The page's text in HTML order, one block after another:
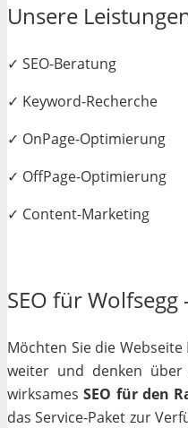
Unsere
✓ SEO-Beratung
✓ Keyword-Recherche
✓ OnPage-Optimierung
✓ OffPage-Optimierung
✓ Content-Marketing
SEO für
Möchten Sie die
weiter und denken über
wirksamesSEO für den
das Service-Paket zur